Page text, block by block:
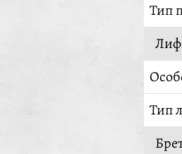
Тип
Лиф
Тип